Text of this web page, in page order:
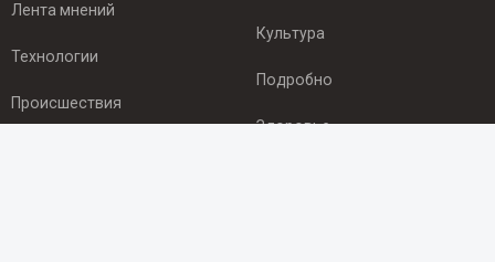
Лента мнений
Технологии
Происшествия
Культура
Подробно
Здоровье